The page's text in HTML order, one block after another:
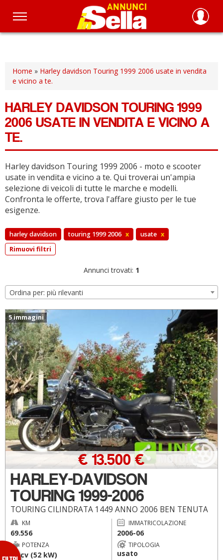
Salta
principale
Home » Harley davidson Touring 1999 2006 usate in vendita
e vicino a te.
HARLEY DAVIDSON TOURING 1999
2006 USATE IN VENDITA E VICINO A
TE.
Harley davidson Touring 1999 2006 - moto e scooter
usate in vendita e vicino a te. Qui troverai un'ampia
selezione di veicoli di tutte le marche e modelli.
Confronta le offerte, trova l'affare giusto per le tue
esigenze.
harley davidson touring 1999 2006 x usate x
Rimuovi filtri
Annunci trovati: 1
Ordina per: più rilevanti
5 immagini
HARLEY-DAVIDSON
TOURING 1999-2006
TOURING CILINDRATA 1449 ANNO 2006 BEN TENUTA
€ 13.500 €
KM
69.556
IMMATRICOLAZIONE
2006-06
POTENZA
71 cv (52 kW)
TIPOLOGIA
usato